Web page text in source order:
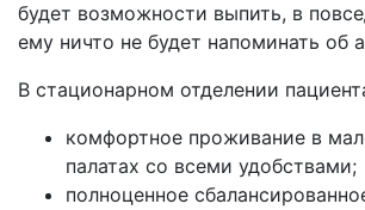
будет возможности выпить, в
ему ничто не будет напоминать об
В стационарном отделении
комфортное проживание в
палатах со всеми удобствами;
полноценное